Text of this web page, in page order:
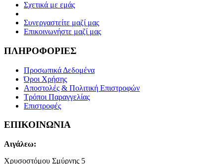
Σχετικά με εμάς
Συνεργαστείτε μαζί μας
Επικοινωνήστε μαζί μας
ΠΛΗΡΟΦΟΡΙΕΣ
Προσωπικά Δεδομένα
Όροι Χρήσης
Αποστολές & Πολιτική Επιστροφών
Τρόποι Παραγγελίας
Επιστροφές
ΕΠΙΚΟΙΝΩΝΙΑ
Αιγάλεω:
Χρυσοστόμου Σμύρνης 5